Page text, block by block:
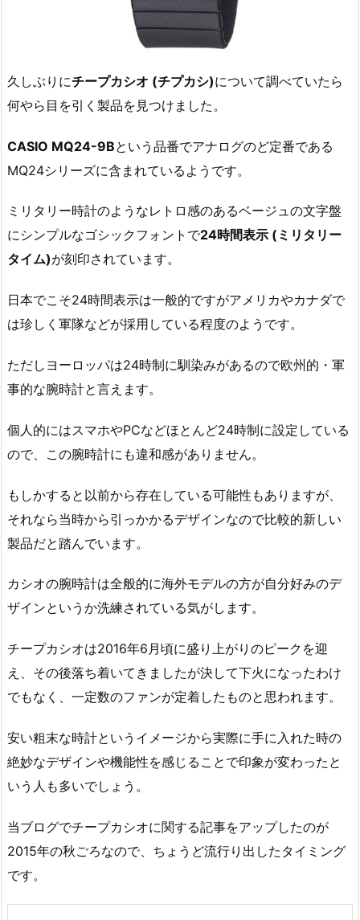
久しぶりにチープカシオ (チプカシ)について調べていたら
何やら目を引く製品を見つけました。
CASIO MQ24-9Bという品番でアナログのど定番である
MQ24シリーズに含まれているようです。
ミリタリー時計のようなレトロ感のあるベージュの文字盤
にシンプルなゴシックフォントで24時間表示 (ミリタリー
タイム)が刻印されています。
日本でこそ24時間表示は一般的ですがアメリカやカナダで
は珍しく軍隊などが採用している程度のようです。
ただしヨーロッパは24時制に馴染みがあるので欧州的・軍
事的な腕時計と言えます。
個人的にはスマホやPCなどほとんど24時制に設定している
ので、この腕時計にも違和感がありません。
もしかすると以前から存在している可能性もありますが、
それなら当時から引っかかるデザインなので比較的新しい
製品だと踏んでいます。
カシオの腕時計は全般的に海外モデルの方が自分好みのデ
ザインというか洗練されている気がします。
チープカシオは2016年6月頃に盛り上がりのピークを迎
え、その後落ち着いてきましたが決して下火になったわけ
でもなく、一定数のファンが定着したものと思われます。
安い粗末な時計というイメージから実際に手に入れた時の
絶妙なデザインや機能性を感じることで印象が変わったと
いう人も多いでしょう。
当ブログでチープカシオに関する記事をアップしたのが
2015年の秋ごろなので、ちょうど流行り出したタイミング
です。